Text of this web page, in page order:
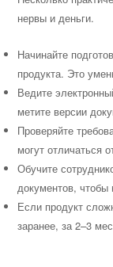
нервы и деньги.
Начинайте
продукта. Это
Ведите
метите версии
Проверяйте
могут отличаться
Обучите
документов, чтобы
Если продукт
заранее, за 2–3